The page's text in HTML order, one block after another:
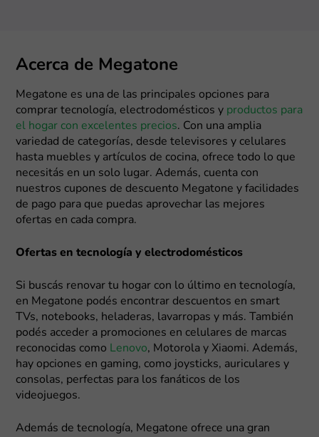
Acerca de Megatone
Megatone es una de las principales opciones para
comprar tecnología, electrodomésticos y productos para
el hogar con excelentes precios. Con una amplia
variedad de categorías, desde televisores y celulares
hasta muebles y artículos de cocina, ofrece todo lo que
necesitás en un solo lugar. Además, cuenta con
nuestros cupones de descuento Megatone y facilidades
de pago para que puedas aprovechar las mejores
ofertas en cada compra.
Ofertas en tecnología y electrodomésticos
Si buscás renovar tu hogar con lo último en tecnología,
en Megatone podés encontrar descuentos en smart
TVs, notebooks, heladeras, lavarropas y más. También
podés acceder a promociones en celulares de marcas
reconocidas como Lenovo, Motorola y Xiaomi. Además,
hay opciones en gaming, como joysticks, auriculares y
consolas, perfectas para los fanáticos de los
videojuegos.
Además de tecnología, Megatone ofrece una gran